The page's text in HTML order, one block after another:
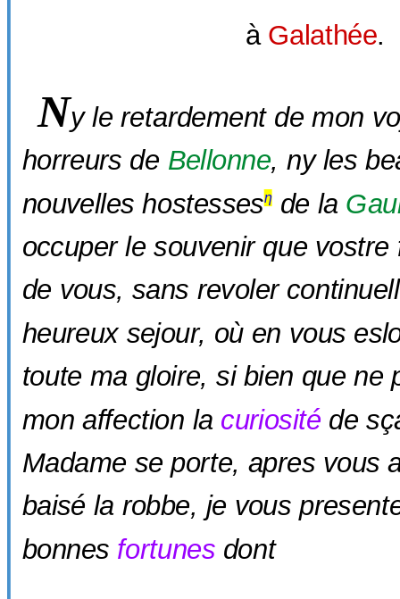
à Galathée.
Ny le retardement de mon
horreurs de Bellonne, ny les
nouvelles hostessesηde la
occuper le souvenir que
de vous,sans revoler
heureux sejour, où en vous
toute ma gloire, si bien que ne
mon affection la curiosité de
Madame se porte, apres vous
baisé la robbe, je vous
bonnes fortunesdont